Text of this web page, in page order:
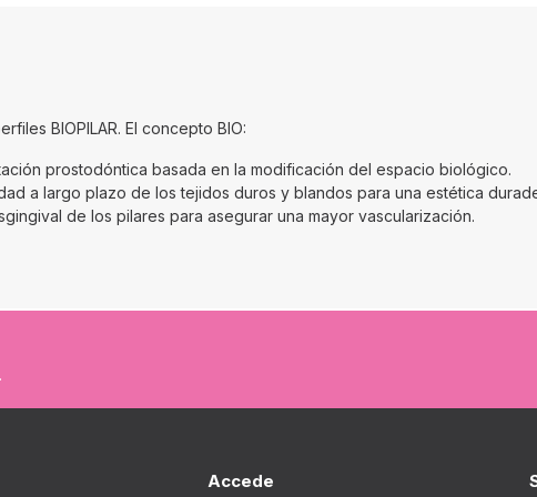
BIOPILAR. El concepto BIO:
prostodóntica basada en la modificación del espacio biológico.
a largo plazo de los tejidos duros y blandos para una estética
de los pilares para asegurar una mayor vascularización.
Accede